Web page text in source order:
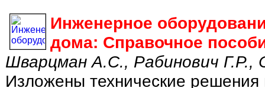
Инженерное
дома: Справочное
Шварцман А.С., Рабинович Г.Р.,
Изложены технические